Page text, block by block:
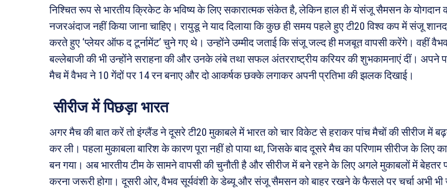
निश्चित रूप से भारतीय क्रिकेट के भविष्य के लिए सकारात्मक संकेत है, लेकिन हाल ही में संजू सैमसन के योगदान
नजरअंदाज नहीं किया जाना चाहिए। रायुडू ने याद दिलाया कि कुछ ही समय पहले हुए टी20 विश्व कप में संजू
करते हुए ‘प्लेयर ऑफ द टूर्नामेंट’ चुने गए थे। उन्होंने उम्मीद जताई कि संजू जल्द ही मजबूत वापसी करेंगे। वहीं
बल्लेबाजी की भी उन्होंने सराहना की और उनके लंबे तथा सफल अंतरराष्ट्रीय करियर की शुभकामनाएं दीं। अपने
मैच में वैभव ने 10 गेंदों पर 14 रन बनाए और दो आकर्षक छक्के लगाकर अपनी प्रतिभा की झलक दिखाई।
सीरीज में पिछड़ा भारत
अगर मैच की बात करें तो इंग्लैंड ने दूसरे टी20 मुकाबले में भारत को चार विकेट से हराकर पांच मैचों की सीरीज में
कर ली। पहला मुकाबला बारिश के कारण पूरा नहीं हो पाया था, जिसके बाद दूसरे मैच का परिणाम सीरीज के लिए
बन गया। अब भारतीय टीम के सामने वापसी की चुनौती है और सीरीज में बने रहने के लिए अगले मुकाबलों में बेहतर
करना जरूरी होगा। दूसरी ओर, वैभव सूर्यवंशी के डेब्यू और संजू सैमसन को बाहर रखने के फैसले पर चर्चा अभी भी